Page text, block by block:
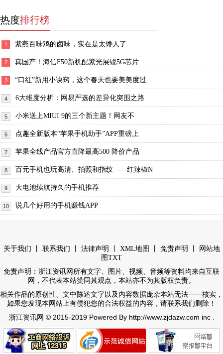
热度排行榜
1 紫燕百味鸡的卤味，实在是太馋人了
2 真国产！海信F50新机配紫光展锐5G芯片
3 “口红”新用小诀窍，这个春天也要美美度过
4 6大维度分析：网易严选的差异化突围之路
5 小米送上MIUI 9的三个新主题！网友不
6 点趣全新版本“苹果手机助手”APP重磅上
7 苹果全线产品官方直降最高500 降价产品
8 百元手机也玩高清、拍照和指纹——红辣椒N
9 大电池续航持久的手机推荐
10 说几个好用的手机赚钱APP
关于我们 联系我们 法律声明 XML地图 免责声明
网站地
图 TXT
免责声明：浙江资讯网所有文字、图片、视频、音频等资料均来自互联
网，不代表本站赞同其观点，本站亦不为其版权负责。
相关作品的原创性、文中陈述文字以及内容数据庞杂本站无法一一核实，
如果您发现本网站上有侵犯您的合法权益的内容，请联系我们删除！
浙江资讯网 © 2015-2019 Powered By http://www.zjdazw.com inc .